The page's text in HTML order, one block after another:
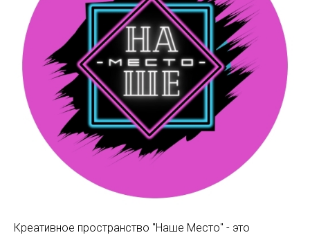
Креативное пространство "Наше Место" - это